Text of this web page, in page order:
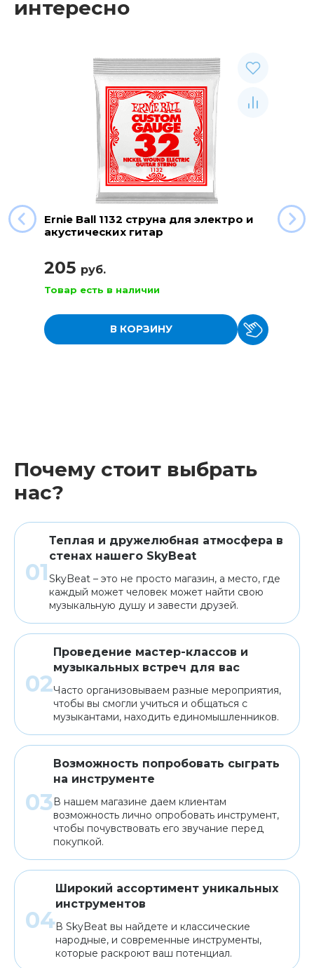
интересно
Ernie Ball 1132 струна для электро и
акустических гитар
205 руб.
Товар есть в наличии
В КОРЗИНУ
Почему стоит выбрать
нас?
Теплая и дружелюбная атмосфера в
стенах нашего SkyBeat
SkyBeat – это не просто магазин, а место, где
каждый может человек может найти свою
музыкальную душу и завести друзей.
Проведение мастер-классов и
музыкальных встреч для вас
Часто организовываем разные мероприятия,
чтобы вы смогли учиться и общаться с
музыкантами, находить единомышленников.
Возможность попробовать сыграть
на инструменте
В нашем магазине даем клиентам
возможность лично опробовать инструмент,
чтобы почувствовать его звучание перед
покупкой.
Широкий ассортимент уникальных
инструментов
В SkyBeat вы найдете и классические
народные, и современные инструменты,
которые раскроют ваш потенциал.